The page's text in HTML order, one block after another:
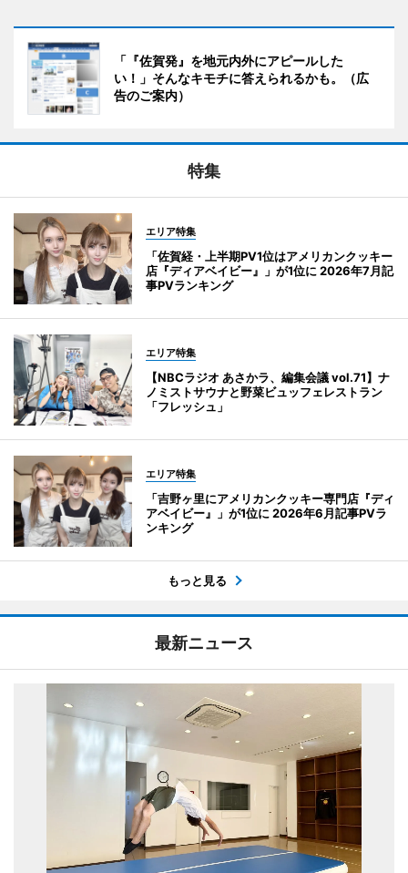
「『佐賀発』を地元内外にアピールした
い！」そんなキモチに答えられるかも。（広
告のご案内）
特集
エリア特集
「佐賀経・上半期PV1位はアメリカンクッキー
店『ディアベイビー』」が1位に 2026年7月記
事PVランキング
エリア特集
【NBCラジオ あさかラ、編集会議 vol.71】ナ
ノミストサウナと野菜ビュッフェレストラン
「フレッシュ」
エリア特集
「吉野ヶ里にアメリカンクッキー専門店『ディ
アベイビー』」が1位に 2026年6月記事PVラ
ンキング
もっと見る
最新ニュース